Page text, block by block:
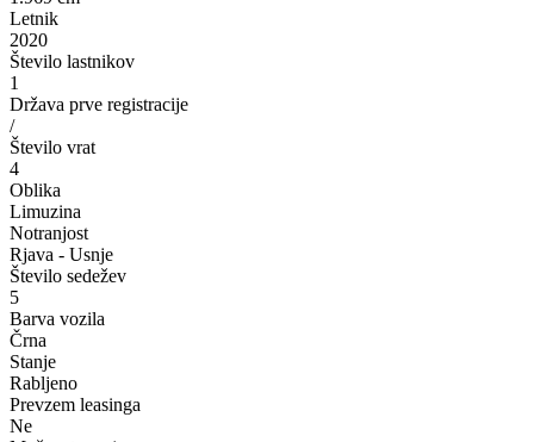
Letnik
2020
Število lastnikov
1
Država prve registracije
/
Število vrat
4
Oblika
Limuzina
Notranjost
Rjava - Usnje
Število sedežev
5
Barva vozila
Črna
Stanje
Rabljeno
Prevzem leasinga
Ne